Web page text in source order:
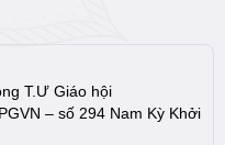
T.Ư Giáo hội
– số 294 Nam Kỳ Khởi